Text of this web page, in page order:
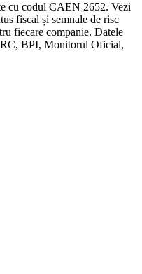
cu codul CAEN 2652. Vezi
fiscal și semnale de risc
fiecare companie. Datele
BPI, Monitorul Oficial,